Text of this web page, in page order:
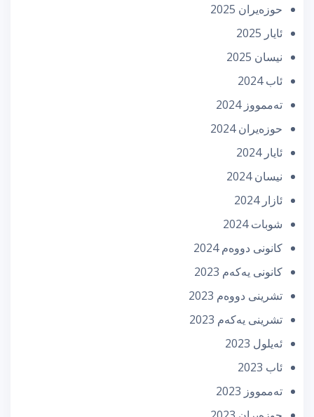
حوزه‌یران 2025
ئایار 2025
نیسان 2025
ئاب 2024
تەممووز 2024
حوزه‌یران 2024
ئایار 2024
نیسان 2024
ئازار 2024
شوبات 2024
كانونی دووه‌م 2024
كانونی یه‌كه‌م 2023
تشرینی دووه‌م 2023
تشرینی یه‌كه‌م 2023
ئه‌یلول 2023
ئاب 2023
تەممووز 2023